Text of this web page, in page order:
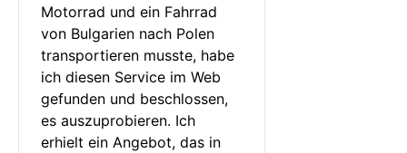
Motorrad und ein Fahrrad
von Bulgarien nach Polen
transportieren musste, habe
ich diesen Service im Web
gefunden und beschlossen,
es auszuprobieren. Ich
erhielt ein Angebot, das in